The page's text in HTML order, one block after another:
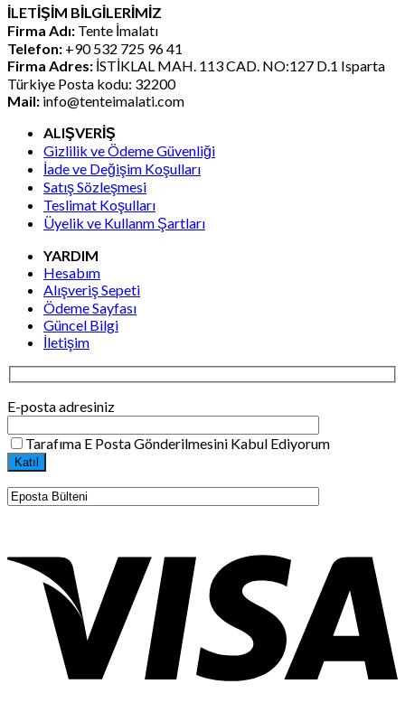
₺48.546,00.
İLETİŞİM BİLGİLERİMİZ
Firma Adı: Tente İmalatı
Telefon: +90 532 725 96 41
Firma Adres: İSTİKLAL MAH. 113 CAD. NO:127 D.1 Isparta
Türkiye Posta kodu: 32200
Mail: info@tenteimalati.com
ALIŞVERİŞ
Gizlilik ve Ödeme Güvenliği
İade ve Değişim Koşulları
Satış Sözleşmesi
Teslimat Koşulları
Üyelik ve Kullanm Şartları
YARDIM
Hesabım
Alışveriş Sepeti
Ödeme Sayfası
Güncel Bilgi
İletişim
E-posta adresiniz
Tarafıma E Posta Gönderilmesini Kabul Ediyorum